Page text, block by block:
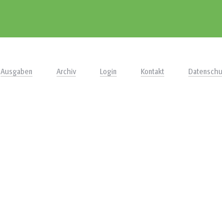
Ausgaben Archiv Login Kontakt